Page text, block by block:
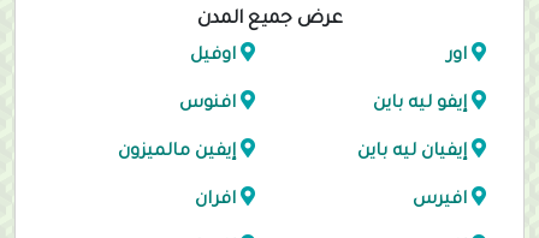
عرض جميع المدن
اور اوفيل
إيفو ليه باين افنوس
إيفيان ليه باين إيفين مالميزون
افيرس افران